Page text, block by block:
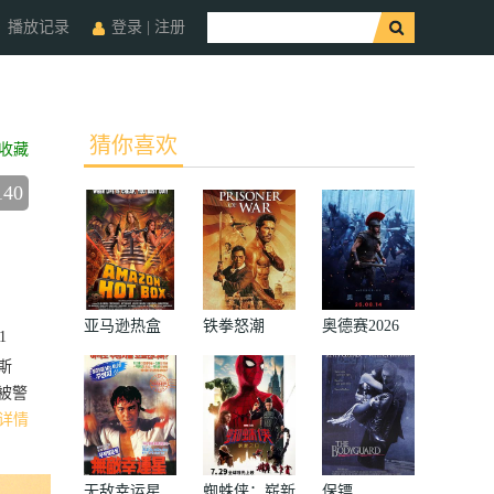
登录 注册
播放记录
藏
情
警
猜你喜欢
亚马逊热盒 铁拳怒潮 奥德赛2026